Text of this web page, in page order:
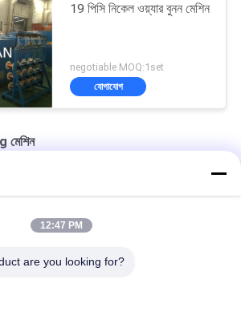
19 পিসি নিকেল ওয়্যার বুনন মেশিন
negotiable MOQ:1set
যোগাযোগ
মেশিন
স্ট্র্যান্ডিংয়ের জন্য কপার ওয়্যার বান্চিং মেশিন স্বয়ংক্রিয়
তারের ডাবল টোয়েস্টিং স্ট্র্যান্ডিং বাঞ্চিং মেশিন
কপার ওয়্যার ক্যাবল বুনচিং ডাবল টুইস্টিং মেশিন
12:47 PM
are you looking for?